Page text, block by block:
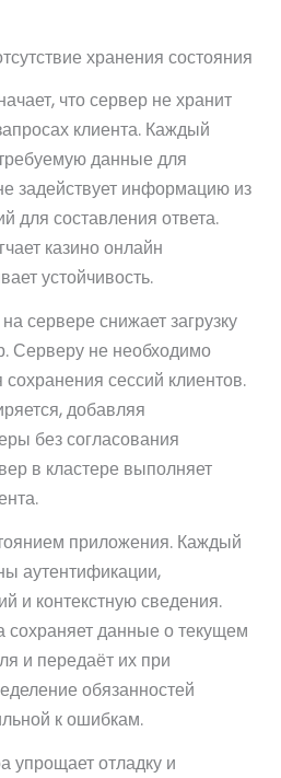
хранения состояния
что сервер не хранит
клиента. Каждый
данные для
задействует информацию из
для составления ответа.
казино онлайн
устойчивость.
сервере снижает загрузку
Серверу не необходимо
сессий клиентов.
добавляя
без согласования
в кластере выполняет
приложения. Каждый
аутентификации,
и контекстную сведения.
сохраняет данные о текущем
и передаёт их при
обязанностей
к ошибкам.
упрощает отладку и